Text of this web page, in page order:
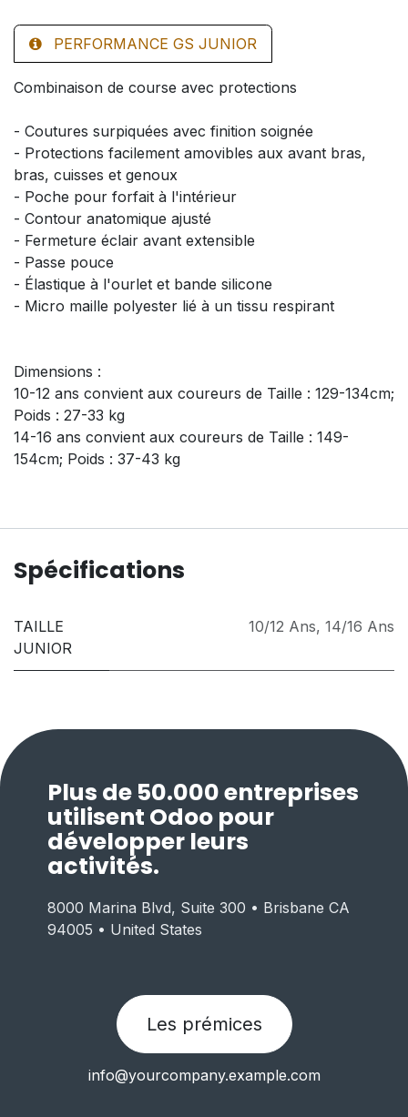
PERFORMANCE GS JUNIOR
Combinaison de course avec protections
- Coutures surpiquées avec finition soignée
- Protections facilement amovibles aux avant bras,
bras, cuisses et genoux
- Poche pour forfait à l'intérieur
- Contour anatomique ajusté
- Fermeture éclair avant extensible
- Passe pouce
- Élastique à l'ourlet et bande silicone
- Micro maille polyester lié à un tissu respirant
Dimensions :
10-12 ans convient aux coureurs de Taille : 129-134cm;
Poids : 27-33 kg
14-16 ans convient aux coureurs de Taille : 149-
154cm; Poids : 37-43 kg
Spécifications
TAILLE
JUNIOR
10/12 Ans, 14/16 Ans
Plus de 50.000 entreprises
utilisent Odoo pour
développer leurs
activités.
Les prémices
8000 Marina Blvd, Suite 300 • Brisbane CA
94005 • United States
info@yourcompany.example.com